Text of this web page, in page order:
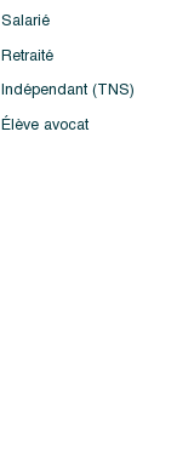
Salarié
Retraité
Indépendant (TNS)
Élève avocat